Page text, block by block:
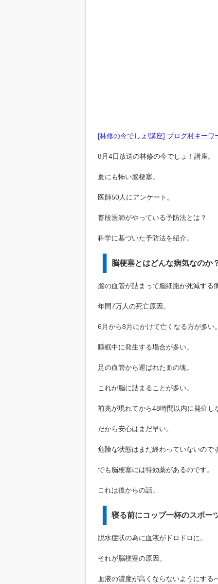
[林修の今でしょ!講座] ブログ村キーワ
8月4日放送の林修の今でしょ！講座。
夏にも怖い脳梗塞。
医師50人にアンケート。
普段医師がやっている予防法とは？
科学に基づいた予防法を紹介。
脳梗塞とはどんな病気なのか
脳の血管が詰まって脳細胞が死滅する
年間7万人の死亡原因。
6月から8月にかけて亡くなる方が多い。
睡眠中に発生する場合が多い。
足の血管から運ばれた血の塊。
これが脳に詰まることが多い。
前兆が現れてから48時間以内に発症し
だから安心はまだ早い。
危険な状態はまだ終わっていないのです
でも脳梗塞には特効薬があるのです。
これは後からの話。
寝る前にコップ一杯のスポー
脱水症状の為に血液がドロドロに。
それが脳梗塞の原因。
血液の濃度が高くならないようにする